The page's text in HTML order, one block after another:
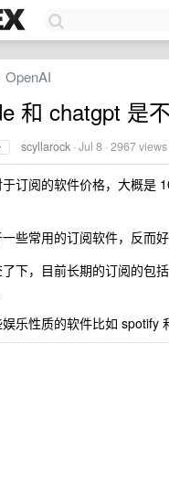
OpenAI
和 chatgpt 是
scyllarock ·Jul 8 · 2967 views
订阅的软件价格，大概是
些常用的订阅软件，反而
下，目前长期的订阅的包
乐性质的软件比如 spotify